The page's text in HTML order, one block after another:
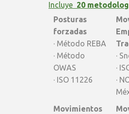
descuento
quantity
Incluye 20
Posturas
forzadas
· Método REBA
· Método
OWAS
· ISO 11226
·
·
·
Movimientos